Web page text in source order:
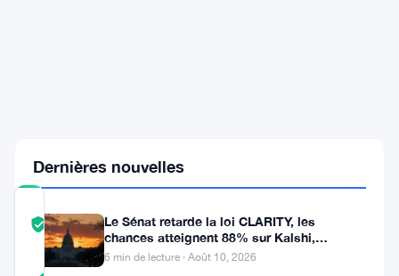
TRUST
SCORE
Vérifié
Dernières nouvelles
Le Sénat retarde la loi CLARITY, les
chances atteignent 88% sur Kalshi,
Coinbase s’indigne
6 min de lecture · Août 10, 2026